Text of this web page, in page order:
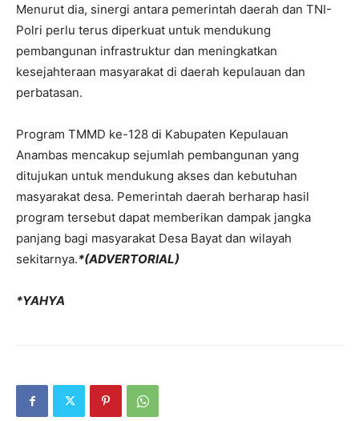
Menurut dia, sinergi antara pemerintah daerah dan TNI-
Polri perlu terus diperkuat untuk mendukung
pembangunan infrastruktur dan meningkatkan
kesejahteraan masyarakat di daerah kepulauan dan
perbatasan.
Program TMMD ke-128 di Kabupaten Kepulauan
Anambas mencakup sejumlah pembangunan yang
ditujukan untuk mendukung akses dan kebutuhan
masyarakat desa. Pemerintah daerah berharap hasil
program tersebut dapat memberikan dampak jangka
panjang bagi masyarakat Desa Bayat dan wilayah
sekitarnya.*(ADVERTORIAL)
*YAHYA